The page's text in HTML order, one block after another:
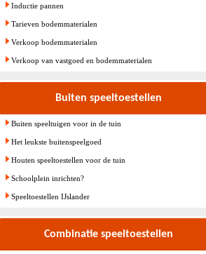
Inductie pannen
Tarieven bodemmaterialen
Verkoop bodemmaterialen
Verkoop van vastgoed en bodemmaterialen
Buiten speeltoestellen
Buiten speeltuigen voor in de tuin
Het leukste buitenspeelgoed
Houten speeltoestellen voor de tuin
Schoolplein inrichten?
Speeltoestellen IJslander
Combinatie speeltoestellen